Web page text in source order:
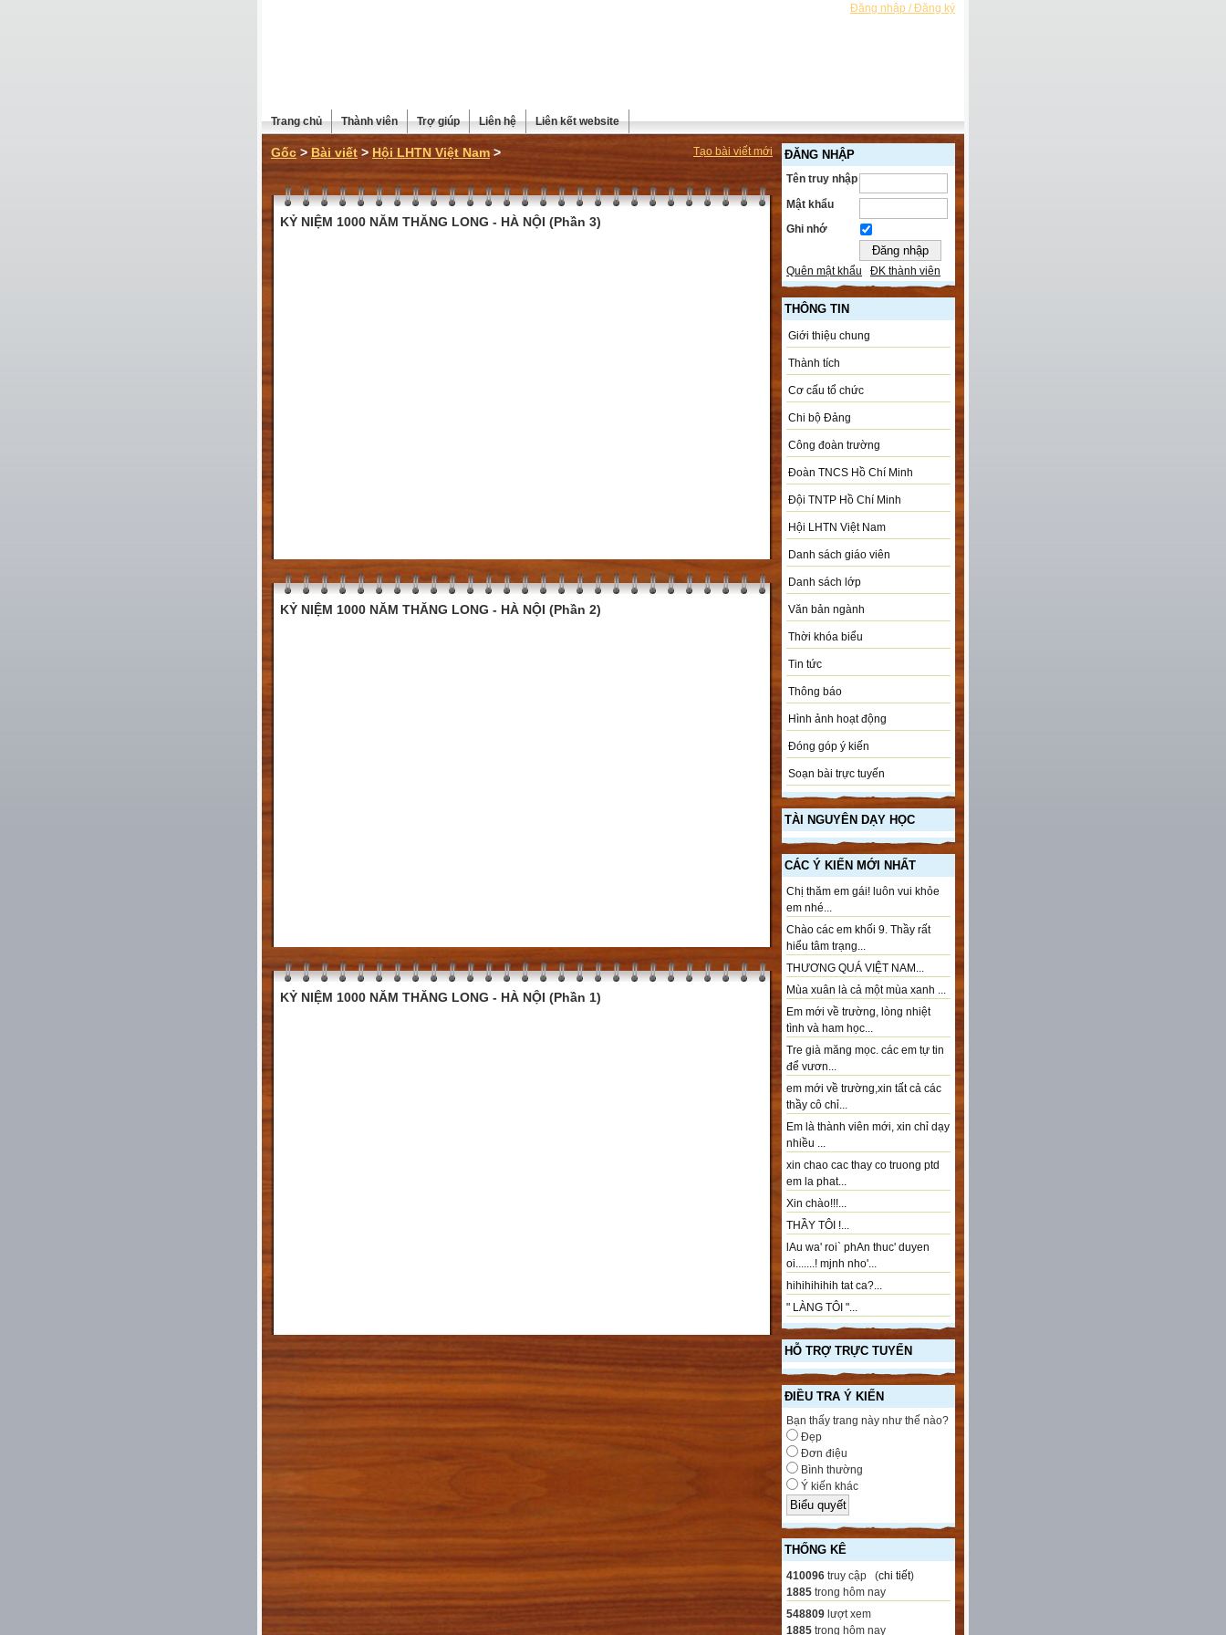
Đăng nhập / Đăng ký
Trang chủ Thành viên Trợ giúp Liên hệ Liên kết website
ĐĂNG NHẬP
Tên truy nhập
Mật khẩu
Ghi nhớ
Quên mật khẩu ĐK thành viên
THÔNG TIN
Giới thiệu chung
Thành tích
Cơ cấu tổ chức
Chi bộ Đảng
Công đoàn trường
Đoàn TNCS Hồ Chí Minh
Đội TNTP Hồ Chí Minh
Hội LHTN Việt Nam
Danh sách giáo viên
Danh sách lớp
Văn bản ngành
Thời khóa biểu
Tin tức
Thông báo
Hình ảnh hoạt động
Đóng góp ý kiến
Soạn bài trực tuyến
TÀI NGUYÊN DẠY HỌC
CÁC Ý KIẾN MỚI NHẤT
Chị thăm em gái! luôn vui khỏe
em nhé...
Chào các em khối 9. Thầy rất
hiểu tâm trạng...
THƯƠNG QUÁ VIỆT NAM...
Mùa xuân là cả một mùa xanh ...
Em mới về trường, lòng nhiệt
tình và ham học...
Tre già măng mọc. các em tự tin
để vươn...
em mới về trường,xin tất cả các
thầy cô chỉ...
Em là thành viên mới, xin chỉ dạy
nhiều ...
xin chao cac thay co truong ptd
em la phat...
Xin chào!!!...
THẦY TÔI !...
lAu wa' roi` phAn thuc' duyen
oi.......! mjnh nho'...
hihihihihih tat ca?...
" LÀNG TÔI "...
HỖ TRỢ TRỰC TUYẾN
ĐIỀU TRA Ý KIẾN
Bạn thấy trang này như thế nào?
Đẹp
Đơn điệu
Bình thường
Ý kiến khác
THỐNG KÊ
410096 truy cập (chi tiết)
1885 trong hôm nay
548809 lượt xem
1885 trong hôm nay
Gốc > Bài viết > Hội LHTN Việt Nam > Tạo bài viết mới
KỶ NIỆM 1000 NĂM THĂNG LONG - HÀ NỘI (Phần 3)
KỶ NIỆM 1000 NĂM THĂNG LONG - HÀ NỘI (Phần 2)
KỶ NIỆM 1000 NĂM THĂNG LONG - HÀ NỘI (Phần 1)